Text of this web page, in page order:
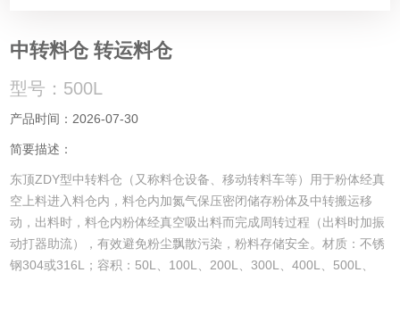
中转料仓 转运料仓
型号：500L
产品时间：2026-07-30
简要描述：
东顶ZDY型中转料仓（又称料仓设备、移动转料车等）用于粉体经真
空上料进入料仓内，料仓内加氮气保压密闭储存粉体及中转搬运移
动，出料时，料仓内粉体经真空吸出料而完成周转过程（出料时加振
动打器助流），有效避免粉尘飘散污染，粉料存储安全。材质：不锈
钢304或316L；容积：50L、100L、200L、300L、400L、500L、